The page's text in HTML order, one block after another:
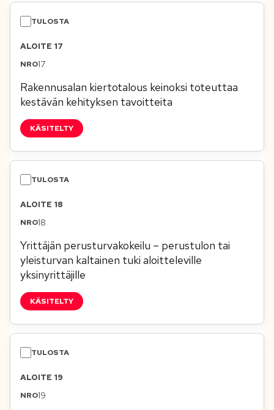
ALOITE 17
17
Rakennusalan kiertotalous keinoksi toteuttaa
kestävän kehityksen tavoitteita
KÄSITELTY
ALOITE 18
18
Yrittäjän perusturvakokeilu – perustulon tai
yleisturvan kaltainen tuki aloitteleville
yksinyrittäjille
KÄSITELTY
ALOITE 19
19